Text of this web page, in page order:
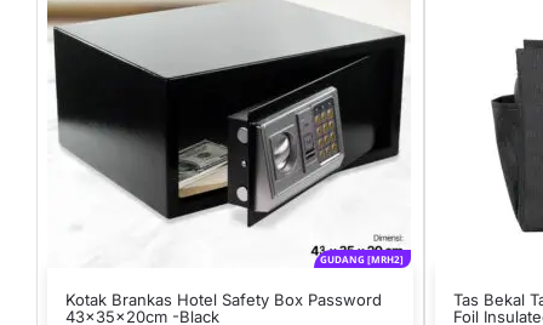
GUDANG [MRH2]
Kotak Brankas Hotel Safety Box Password
43x35x20cm -Black
Tas Bekal
Foil